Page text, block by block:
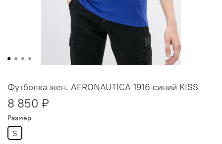
Футболка жен. AERONAUTICA 1916 синий KISS
8 850 ₽
Размер
S